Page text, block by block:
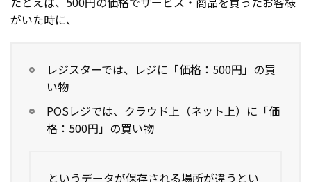
がいた時に、
レジスターでは、レジに「価格：500円」の買
い物
POSレジでは、クラウド上（ネット上）に「価
格：500円」の買い物
というデータが保存される場所が違うとい